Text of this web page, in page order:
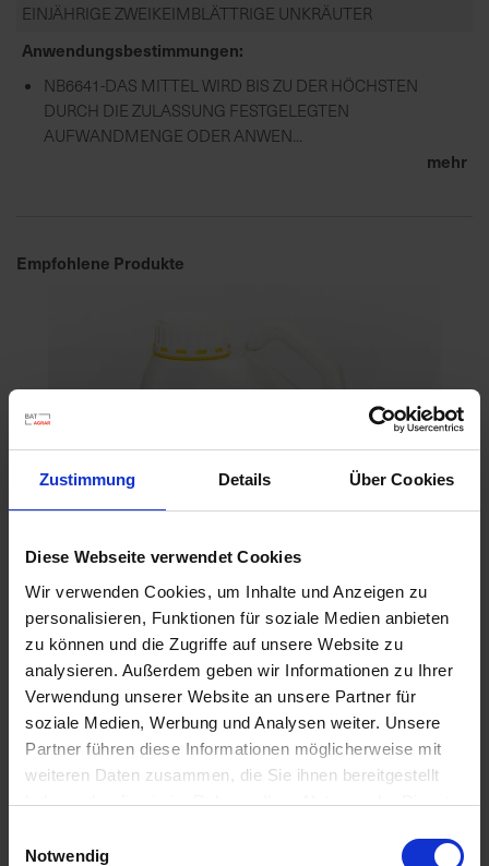
Zustimmung Details Über Cookies
Diese Webseite verwendet Cookies
Wir verwenden Cookies, um Inhalte und Anzeigen zu
personalisieren, Funktionen für soziale Medien anbieten
zu können und die Zugriffe auf unsere Website zu
analysieren. Außerdem geben wir Informationen zu Ihrer
Verwendung unserer Website an unsere Partner für
soziale Medien, Werbung und Analysen weiter. Unsere
Partner führen diese Informationen möglicherweise mit
weiteren Daten zusammen, die Sie ihnen bereitgestellt
haben oder die sie im Rahmen Ihrer Nutzung der Dienste
Notwendig
EINJÄHRIGE ZWEIKEIMBLÄTTRIGE UNKRÄUTER
Anwendungsbestimmungen
NB6641-DAS MITTEL WIRD BIS ZU DER HÖCHSTEN
DURCH DIE ZULASSUNG FESTGELEGTEN
AUFWANDMENGE ODER ANWEN...
mehr
Empfohlene Produkte
Jura
Artikel-Nr.: 63430-02